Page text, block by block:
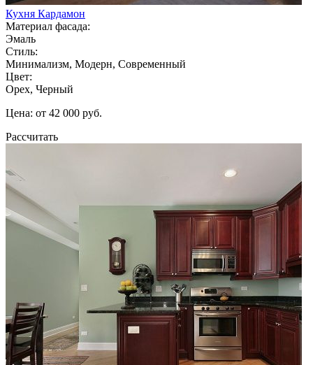
Кухня Кардамон
Материал фасада:
Эмаль
Стиль:
Минимализм, Модерн, Современный
Цвет:
Орех, Черный
Цена: от 42 000 руб.
Рассчитать